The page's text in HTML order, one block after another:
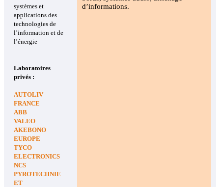
systèmes et
applications des
technologies de
l’information et de
l’énergie
Laboratoires
privés :
AUTOLIV
FRANCE
ABB
VALEO
AKEBONO
EUROPE
TYCO
ELECTRONICS
NCS
PYROTECHNIE
ET
d’informations.